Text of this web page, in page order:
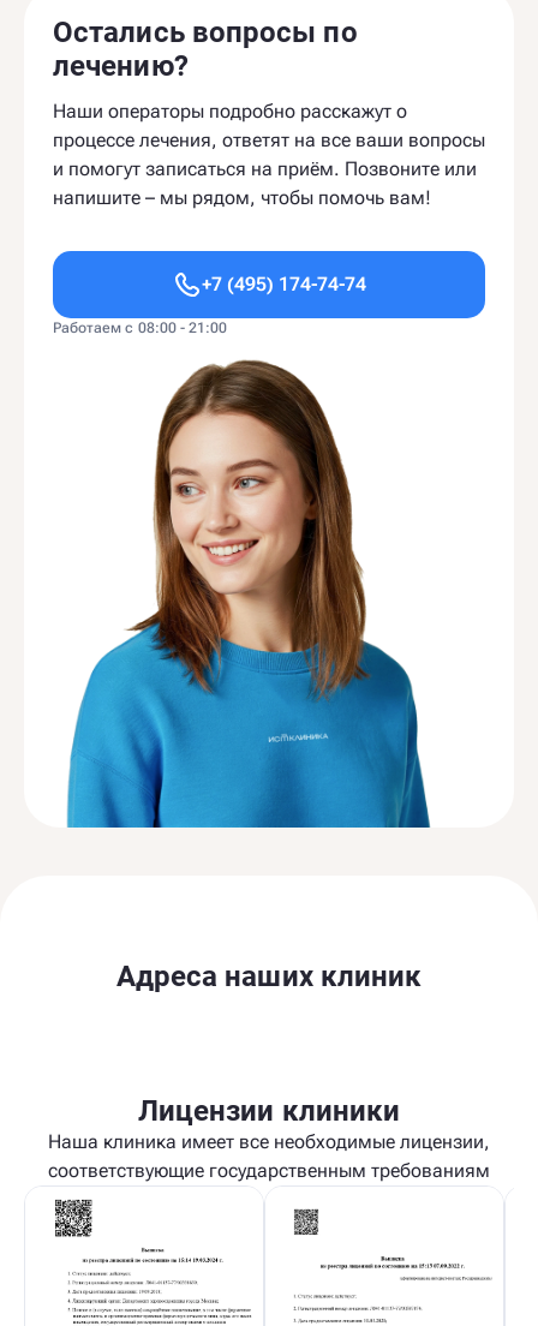
Остались вопросы по
лечению?
Наши операторы подробно расскажут о
процессе лечения, ответят на все ваши вопросы
и помогут записаться на приём. Позвоните или
напишите – мы рядом, чтобы помочь вам!
+7 (495) 174-74-74
Работаем с 08:00 - 21:00
Адреса наших клиник
Лицензии клиники
Наша клиника имеет все необходимые лицензии,
соответствующие государственным требованиям